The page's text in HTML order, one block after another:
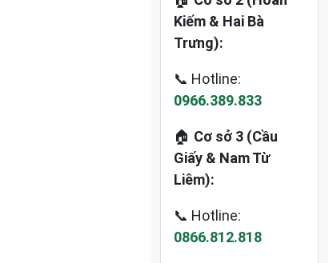
Kiếm & Hai Bà
Trưng):
📞 Hotline:
0966.389.833
🏠 Cơ sở 3 (Cầu
Giấy & Nam Từ
Liêm):
📞 Hotline:
0866.812.818